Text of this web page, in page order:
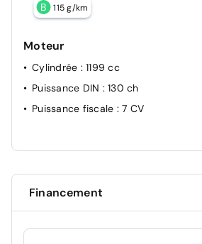
B 115 g/km
Moteur
Cylindrée : 1199 cc
Puissance DIN : 130 ch
Puissance fiscale : 7 CV
Financement